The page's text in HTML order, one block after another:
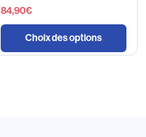
84,90€
Choix des options